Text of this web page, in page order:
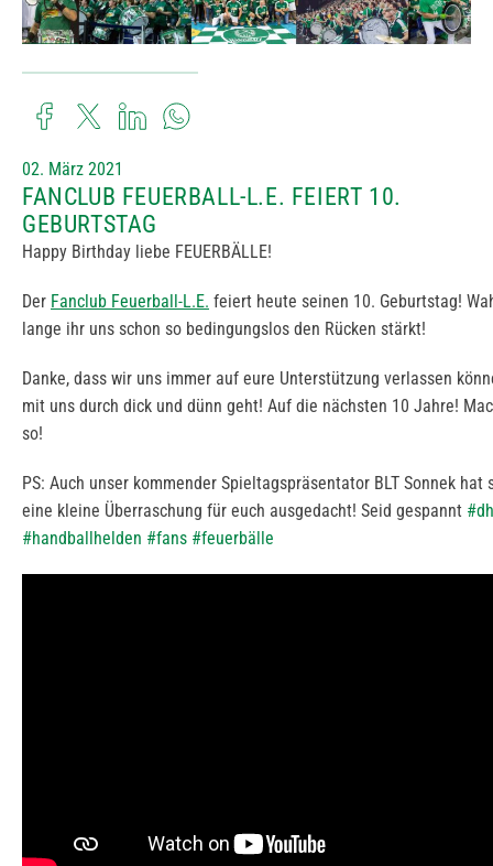
02. März 2021
FANCLUB FEUERBALL-L.E. FEIERT 10.
GEBURTSTAG
Happy Birthday liebe FEUERBÄLLE!
Der Fanclub Feuerball-L.E. feiert heute seinen 10. Geburtstag!
lange ihr uns schon so bedingungslos den Rücken stärkt!
Danke, dass wir uns immer auf eure Unterstützung verlassen
mit uns durch dick und dünn geht! Auf die nächsten 10 Jahre!
so!
PS: Auch unser kommender Spieltagspräsentator BLT Sonnek hat
eine kleine Überraschung für euch ausgedacht! Seid gespannt
#handballhelden #fans #feuerbälle